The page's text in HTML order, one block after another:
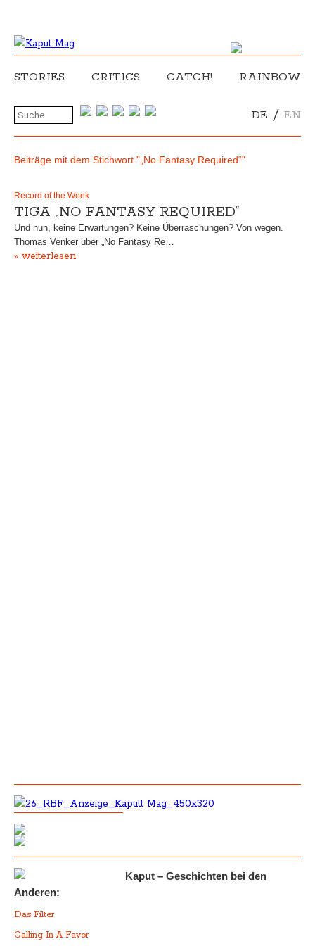
STORIES CRITICS CATCH! RAINBOW
DE / EN
Beiträge mit dem Stichwort "„No Fantasy Required“"
Record of the Week
TIGA „NO FANTASY REQUIRED“
Und nun, keine Erwartungen? Keine Überraschungen? Von wegen.
Thomas Venker über „No Fantasy Re…
» weiterlesen
Kaput – Geschichten bei den
Anderen:
Das Filter
Calling In A Favor